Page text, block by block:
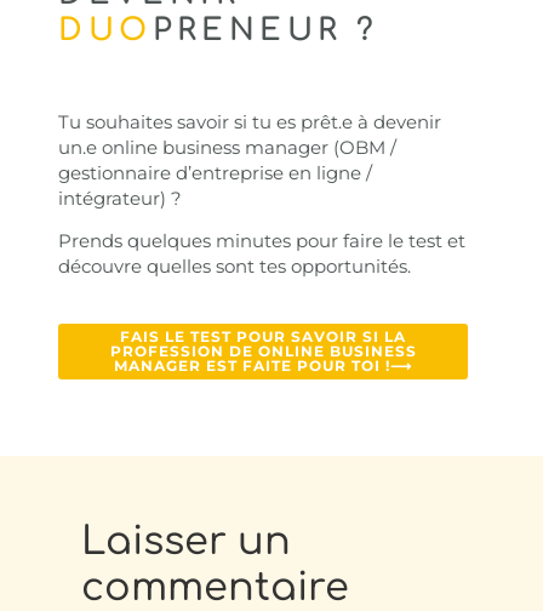
DUO PRENEUR ?
Tu souhaites savoir si tu es prêt.e à devenir
un.e online business manager (OBM /
gestionnaire d’entreprise en ligne /
intégrateur) ?
Prends quelques minutes pour faire le test et
découvre quelles sont tes opportunités.
FAIS LE TEST POUR SAVOIR SI LA
PROFESSION DE ONLINE BUSINESS
MANAGER EST FAITE POUR TOI !⟶
Laisser un
commentaire